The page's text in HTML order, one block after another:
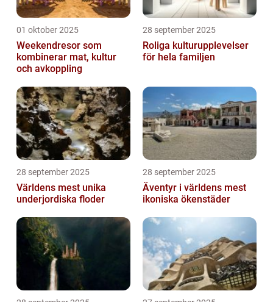
01 oktober 2025
Weekendresor som
kombinerar mat, kultur
och avkoppling
28 september 2025
Roliga kulturupplevelser
för hela familjen
28 september 2025
Världens mest unika
underjordiska floder
28 september 2025
Äventyr i världens mest
ikoniska ökenstäder